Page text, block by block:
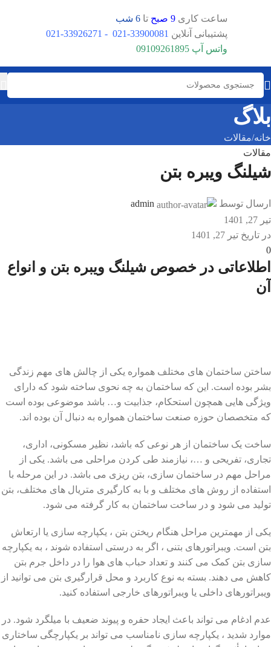
ساعت کاری 9 صبح تا 6 شب
پشتیبانی آنلاین 33900081-021
-
33926271-021
واتس آپ 09109261895
بلاگ
خانه مقالات
مقالات
شیلنگ ویبره بتن
ارسال توسط
admin
تیر 27, 1401
در تاریخ تیر 27, 1401
0
اطلاعاتی در خصوص شیلنگ ویبره بتن و انواع
آن
ساختن ساختمان های مختلف همواره یکی از چالش های مهم زندگی
بشر بوده است. این که ساختمان به چه نحوی ساخته شود که دارای
ویژگی هایی همچون استحکام، جذابیت و… باشد موضوعی بوده است
که متخصصان حوزه صنعت ساختمان همواره به دنبال آن بوده اند.
ساخت یک ساختمان از هر نوعی که باشد، نظیر مسکونی، اداری،
تجاری، تفریحی و …، نیازمند طی کردن مراحلی می باشد. یکی از
مراحل مهم در ساختمان سازی، بتن ریزی می باشد. در این مرحله با
استفاده از روش های مختلف و با به کارگیری متریال های مختلف، بتن
تولید می شود و در ساخت ساختمان به کار گرفته می شود.
یکی از مهمترین مراحل هنگام ریختن بتن ، یکپارچه سازی یا ارتعاش
بتن است. ویبراتورهای بتنی ، اگر به درستی استفاده شوند ، به یکپارچه
سازی بتن کمک می کنند و تعداد حباب های هوا را در داخل جرم بتن
کاهش می دهند. بسته به نوع کاربرد و محل قرارگیری بتن می توانید از
ویبراتورهای داخلی یا ویبراتورهای خارجی استفاده کنید.
عدم ادغام می تواند باعث ایجاد حفره و پیوند ضعیف با میلگرد شود. در
موارد شدید ، یکپارچه سازی نامناسب می تواند بر یکپارچگی ساختاری